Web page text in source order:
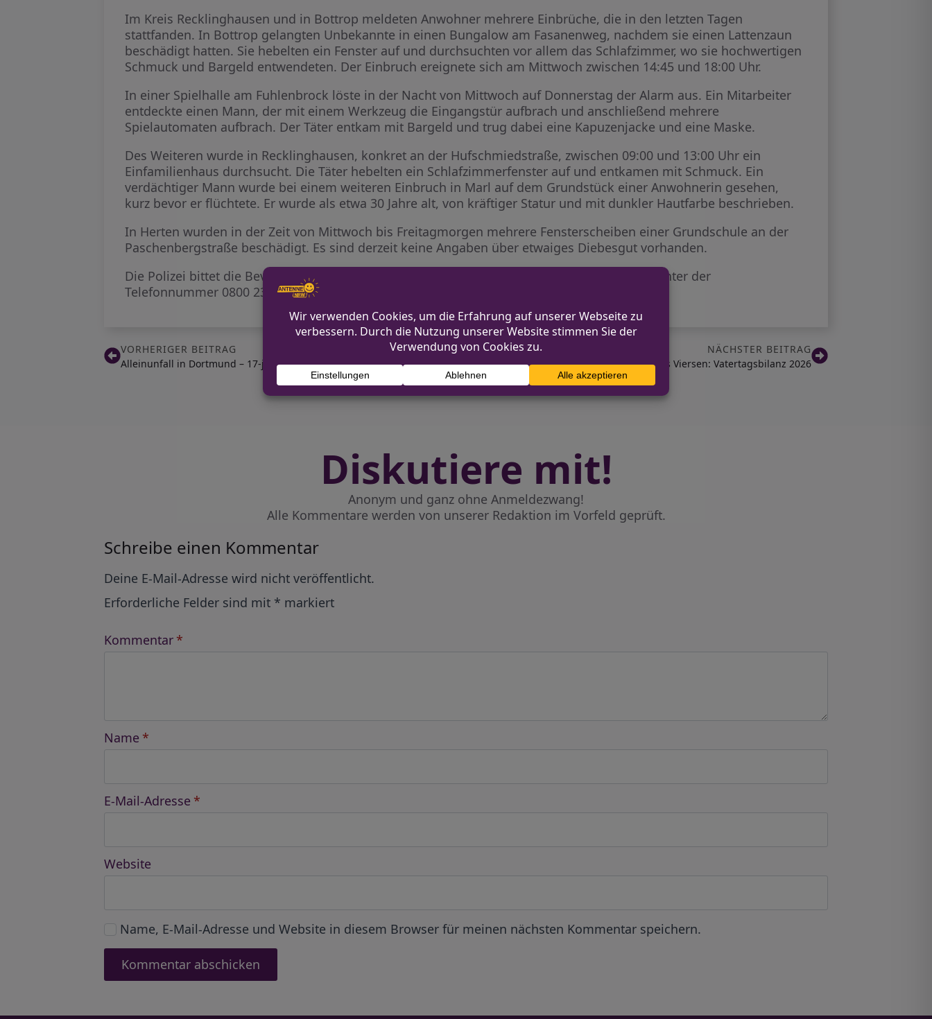
Im Kreis Recklinghausen und in Bottrop meldeten Anwohner mehrere Einbrüche, die in den letzten Tagen
stattfanden. In Bottrop gelangten Unbekannte in einen Bungalow am Fasanenweg, nachdem sie einen Lattenzaun
beschädigt hatten. Sie hebelten ein Fenster auf und durchsuchten vor allem das Schlafzimmer, wo sie hochwertigen
Schmuck und Bargeld entwendeten. Der Einbruch ereignete sich am Mittwoch zwischen 14:45 und 18:00 Uhr.
In einer Spielhalle am Fuhlenbrock löste in der Nacht von Mittwoch auf Donnerstag der Alarm aus. Ein Mitarbeiter
entdeckte einen Mann, der mit einem Werkzeug die Eingangstür aufbrach und anschließend mehrere
Spielautomaten aufbrach. Der Täter entkam mit Bargeld und trug dabei eine Kapuzenjacke und eine Maske.
Des Weiteren wurde in Recklinghausen, konkret an der Hufschmiedstraße, zwischen 09:00 und 13:00 Uhr ein
Einfamilienhaus durchsucht. Die Täter hebelten ein Schlafzimmerfenster auf und entkamen mit Schmuck. Ein
verdächtiger Mann wurde bei einem weiteren Einbruch in Marl auf dem Grundstück einer Anwohnerin gesehen,
kurz bevor er flüchtete. Er wurde als etwa 30 Jahre alt, von kräftiger Statur und mit dunkler Hautfarbe beschrieben.
In Herten wurden in der Zeit von Mittwoch bis Freitagmorgen mehrere Fensterscheiben einer Grundschule an der
Paschenbergstraße beschädigt. Es sind derzeit keine Angaben über etwaiges Diebesgut vorhanden.
Die Polizei bittet die Bevölkerung um Hinweise zu diesen Vorfällen. Informationen können unter der
Telefonnummer 0800 2361 111 an die Polizei weitergeleitet werden.
VORHERIGER BEITRAG
Alleinunfall in Dortmund – 17-jähriger Beifahrer lebensgefährlich verletzt
NÄCHSTER BEITRAG
Kreis Viersen: Vatertagsbilanz 2026
Diskutiere mit!
Anonym und ganz ohne Anmeldezwang!
Alle Kommentare werden von unserer Redaktion im Vorfeld geprüft.
Schreibe einen Kommentar
Deine E-Mail-Adresse wird nicht veröffentlicht.
Erforderliche Felder sind mit * markiert
Kommentar *
Name *
E-Mail-Adresse *
Website
Name, E-Mail-Adresse und Website in diesem Browser für meinen nächsten Kommentar speichern.